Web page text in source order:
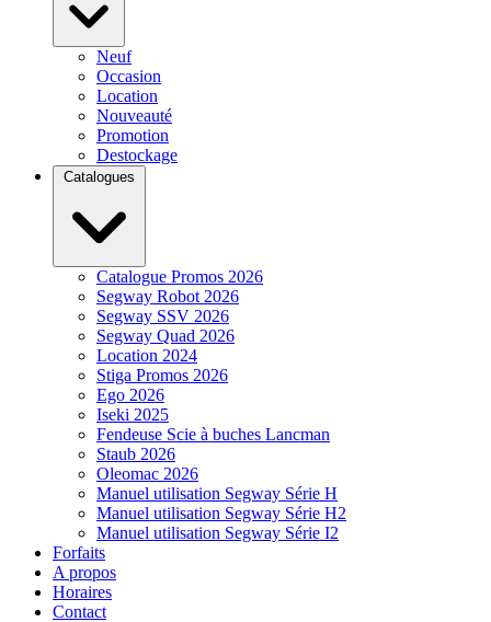
Neuf
Occasion
Location
Nouveauté
Promotion
Destockage
Catalogues
Catalogue Promos 2026
Segway Robot 2026
Segway SSV 2026
Segway Quad 2026
Location 2024
Stiga Promos 2026
Ego 2026
Iseki 2025
Fendeuse Scie à buches Lancman
Staub 2026
Oleomac 2026
Manuel utilisation Segway Série H
Manuel utilisation Segway Série H2
Manuel utilisation Segway Série I2
Forfaits
A propos
Horaires
Contact